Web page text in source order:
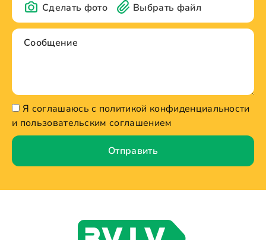
Сделать фото Выбрать файл
Я соглашаюсь с политикой конфиденциальности
и пользовательским соглашением
Отправить